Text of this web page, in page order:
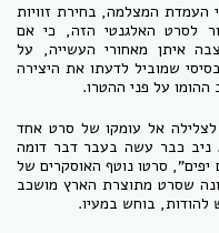
העמדת המצלמה, בחירת זוויות
לסרט האלגנטי הזה, כי אם
איתן מאחורי העשייה, על
שמוביל לדעתו את היצירה
על פני ההטרו.
כולם לצלילה אל עומקו של סרט אחד
ניב כבר עשה בעבר דבר דומה
סרטו נוטף האוסקרים של
שסרט מתוצרת הארץ מושכב
להודות, בוחש במעיו.